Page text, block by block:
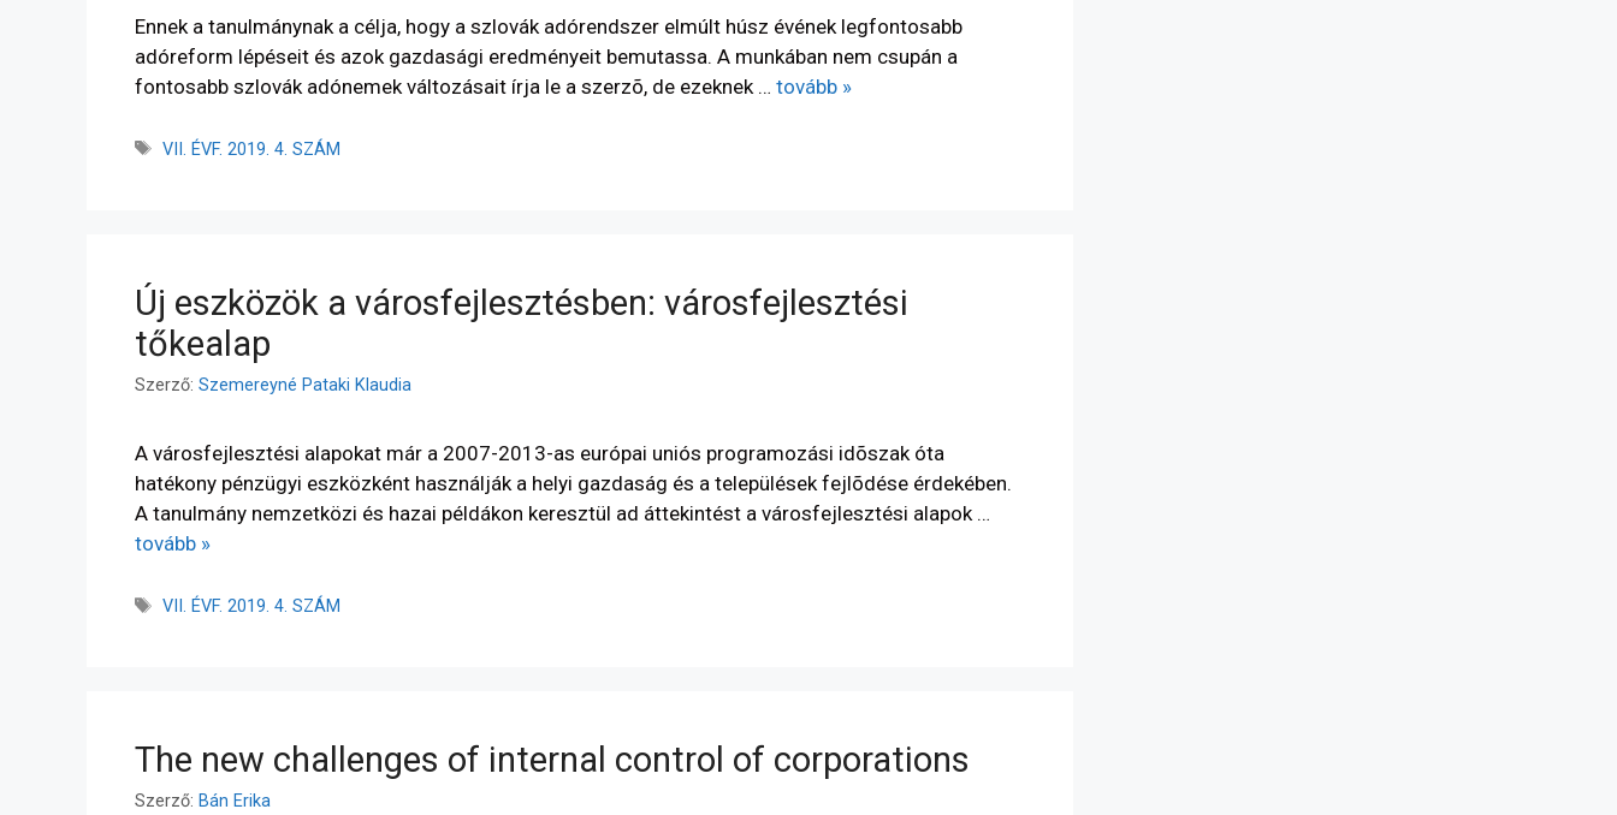
Ennek a tanulmánynak a célja, hogy a szlovák adórendszer elmúlt húsz évének legfontosabb
adóreform lépéseit és azok gazdasági eredményeit bemutassa. A munkában nem csupán a
fontosabb szlovák adónemek változásait írja le a szerzõ, de ezeknek … tovább »
VII. ÉVF. 2019. 4. SZÁM
Új eszközök a városfejlesztésben: városfejlesztési
tőkealap
Szerző: Szemereyné Pataki Klaudia
A városfejlesztési alapokat már a 2007-2013-as európai uniós programozási idõszak óta
hatékony pénzügyi eszközként használják a helyi gazdaság és a települések fejlõdése érdekében.
A tanulmány nemzetközi és hazai példákon keresztül ad áttekintést a városfejlesztési alapok …
tovább »
VII. ÉVF. 2019. 4. SZÁM
The new challenges of internal control of corporations
Szerző: Bán Erika